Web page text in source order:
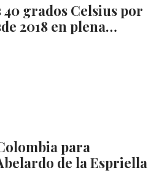
40 grados Celsius por
2018 en plena…
para
de la Espriella